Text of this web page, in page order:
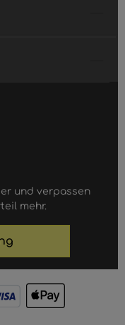
und verpassen
mehr.